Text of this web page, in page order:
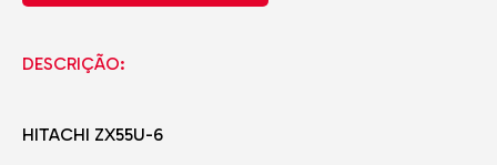
DESCRIÇÃO:
HITACHI ZX55U-6